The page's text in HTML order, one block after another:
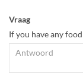
Vraag
If you have any